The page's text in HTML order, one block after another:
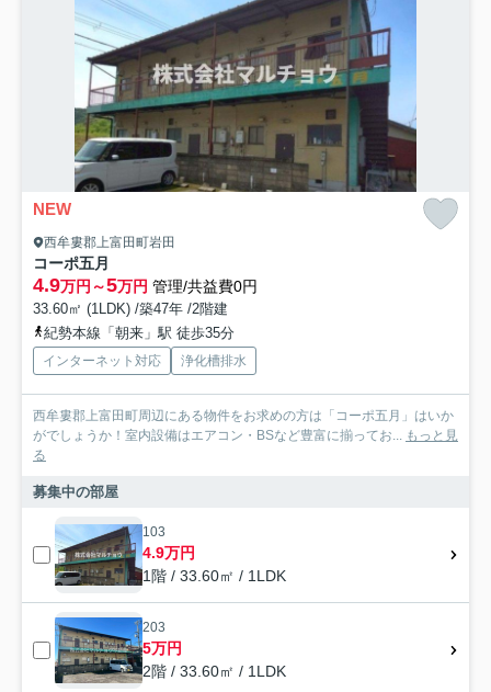
NEW
西牟婁郡上富田町岩田
コーポ五月
4.9万円～5万円 管理/共益費0円
33.60㎡ (1LDK) /築47年 /2階建
紀勢本線「朝来」駅 徒歩35分
インターネット対応 浄化槽排水
西牟婁郡上富田町周辺にある物件をお求めの方は「コーポ五月」はいか
がでしょうか！室内設備はエアコン・BSなど豊富に揃ってお... もっと見
る
募集中の部屋
103
4.9万円
1階 / 33.60㎡ / 1LDK
203
5万円
2階 / 33.60㎡ / 1LDK